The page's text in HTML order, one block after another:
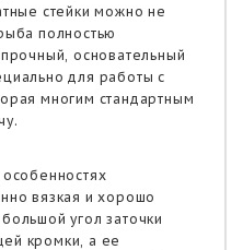
стейки можно не
полностью
основательный
для работы с
многим стандартным
вязкая и хорошо
угол заточки
кромки, а ее